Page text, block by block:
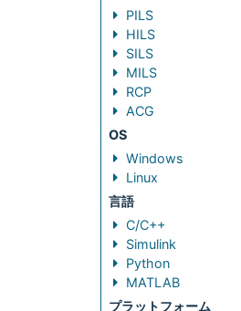
PILS
HILS
SILS
MILS
RCP
ACG
OS
Windows
Linux
言語
C/C++
Simulink
Python
MATLAB
プラットフォーム